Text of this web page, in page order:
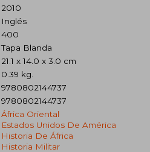
2010
Inglés
400
Tapa Blanda
21.1 x 14.0 x 3.0 cm
0.39 kg.
9780802144737
9780802144737
África Oriental
Estados Unidos De América
Historia De África
Historia Militar